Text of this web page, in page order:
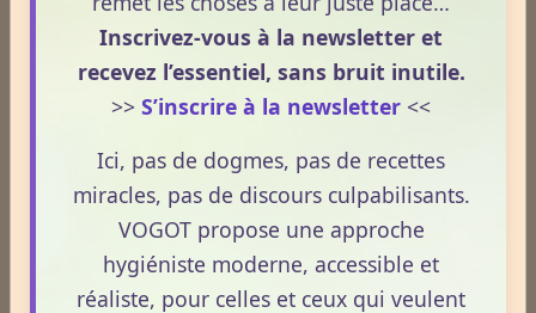
question de douleurs et de bien‑être. Pourtant, son
rôle réel, son cadre légal et ses usages externes
restent souvent mal compris. Cet article propose une
mise au point claire, moderne et conforme à la
réglementation française de 2026, afin de mieux
comprendre comment le CBD s’intègre dans une
approche globale de prévention.
CBD : l'anti-inflammatoire du 21ème siècle.
Le CBD occupe une place croissante dans les
Inscrivez-vous à la newsletter et
recevez l’essentiel, sans bruit inutile.
>> S’inscrire à la newsletter <<
Ici, pas de dogmes, pas de recettes
miracles, pas de discours culpabilisants.
VOGOT propose une approche
hygiéniste moderne, accessible et
réaliste, pour celles et ceux qui veulent